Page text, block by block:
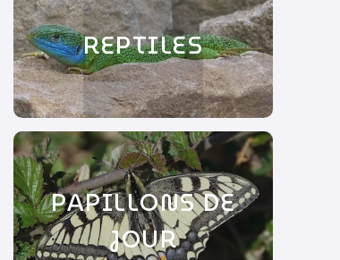
REPTILES
PAPILLONS DE
JOUR